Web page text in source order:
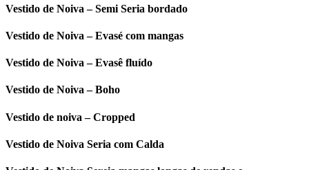
Vestido de Noiva – Semi Seria bordado
Vestido de Noiva – Evasé com mangas
Vestido de Noiva – Evasê fluído
Vestido de Noiva – Boho
Vestido de noiva – Cropped
Vestido de Noiva Seria com Calda